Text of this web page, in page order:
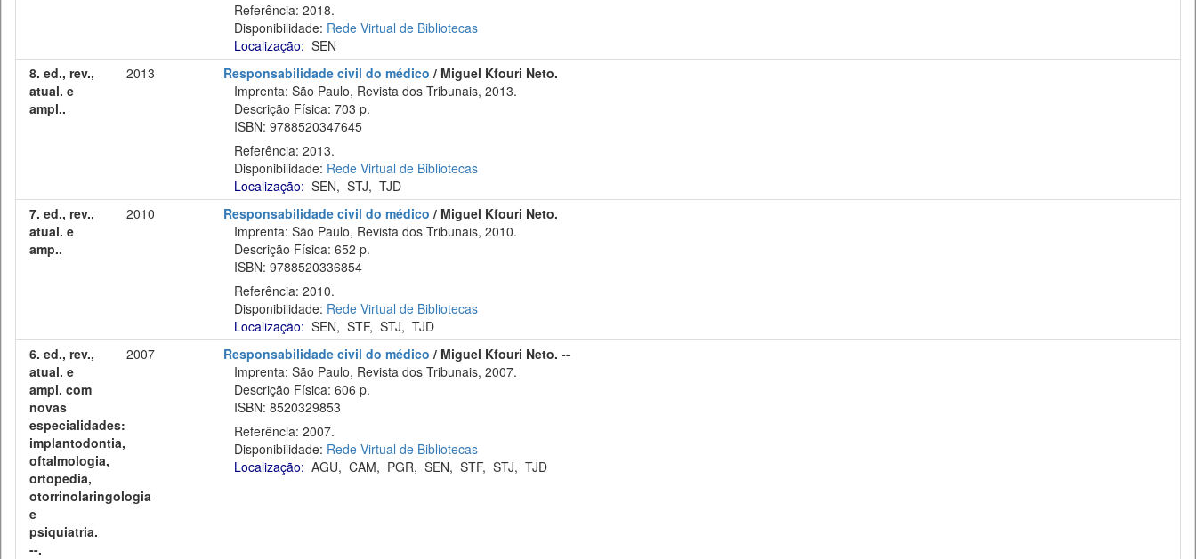
Referência: 2018.
Disponibilidade: Rede Virtual de Bibliotecas
Localização: SEN
8. ed., rev.,
atual. e
ampl..
2013 Responsabilidade civil do médico / Miguel Kfouri Neto.
Imprenta: São Paulo, Revista dos Tribunais, 2013.
Descrição Física: 703 p.
ISBN: 9788520347645
Referência: 2013.
Disponibilidade: Rede Virtual de Bibliotecas
Localização: SEN, STJ, TJD
7. ed., rev.,
atual. e
amp..
2010 Responsabilidade civil do médico / Miguel Kfouri Neto.
Imprenta: São Paulo, Revista dos Tribunais, 2010.
Descrição Física: 652 p.
ISBN: 9788520336854
Referência: 2010.
Disponibilidade: Rede Virtual de Bibliotecas
Localização: SEN, STF, STJ, TJD
6. ed., rev.,
atual. e
ampl. com
novas
especialidades:
implantodontia,
oftalmologia,
ortopedia,
otorrinolaringologia
e
psiquiatria.
--.
2007 Responsabilidade civil do médico / Miguel Kfouri Neto. --
Imprenta: São Paulo, Revista dos Tribunais, 2007.
Descrição Física: 606 p.
ISBN: 8520329853
Referência: 2007.
Disponibilidade: Rede Virtual de Bibliotecas
Localização: AGU, CAM, PGR, SEN, STF, STJ, TJD